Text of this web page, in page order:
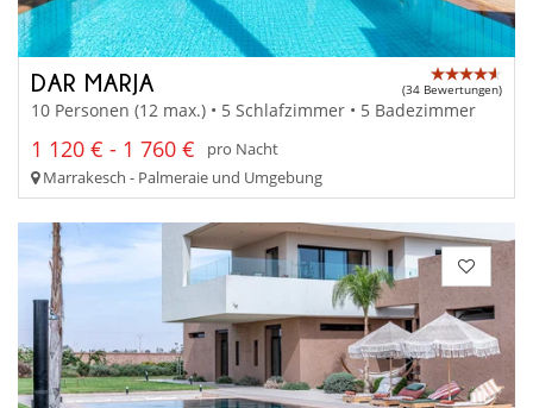
DAR MARJA (34 Bewertungen)
10 Personen (12 max.) • 5 Schlafzimmer • 5 Badezimmer
1 120 € - 1 760 €
pro Nacht
Marrakesch - Palmeraie und Umgebung